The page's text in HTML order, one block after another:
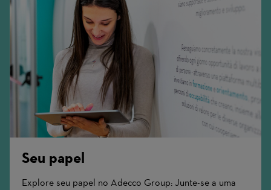
Seu papel
Explore seu papel no Adecco Group: Junte-se a uma